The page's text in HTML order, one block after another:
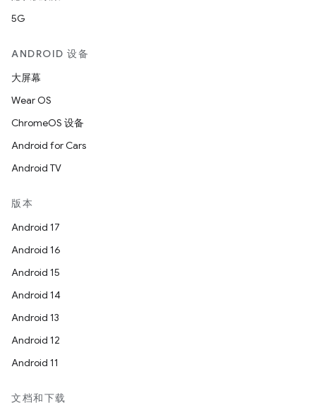
5G
ANDROID 设备
大屏幕
Wear OS
ChromeOS 设备
Android for Cars
Android TV
版本
Android 17
Android 16
Android 15
Android 14
Android 13
Android 12
Android 11
文档和下载